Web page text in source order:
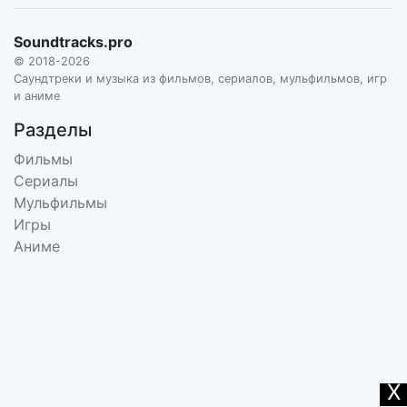
Soundtracks.pro
© 2018-2026
Саундтреки и музыка из фильмов, сериалов, мульфильмов, игр
и аниме
Разделы
Фильмы
Сериалы
Мульфильмы
Игры
Аниме
X